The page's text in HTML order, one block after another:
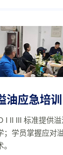
油应急培训
I II III 标准提供
；学员掌握应对